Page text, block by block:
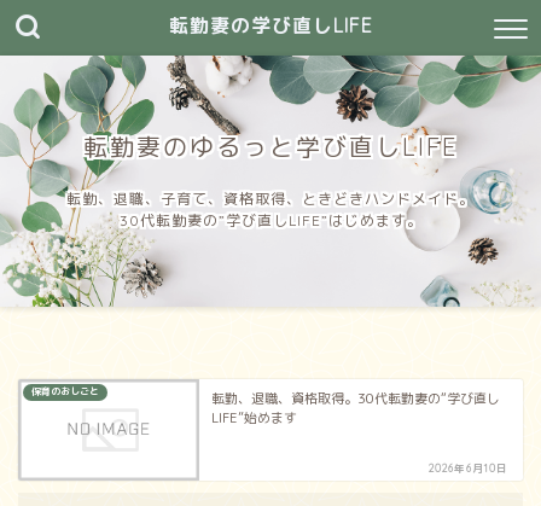
転勤妻の学び直しLIFE
転勤妻のゆるっと学び直しLIFE
転勤、退職、子育て、資格取得、ときどきハンドメイド。
30代転勤妻の”学び直しLIFE”はじめます。
保育のおしごと
転勤、退職、資格取得。30代転勤妻の“学び直し
LIFE”始めます
2026年6月10日